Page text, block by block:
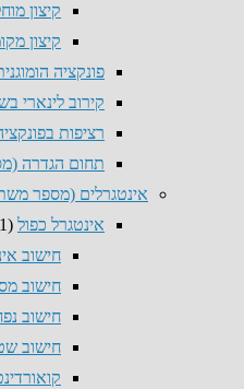
קיצון
קיצון
פונקציה
קירוב לינארי
רציפות
תחום הגדרה
אינטגרלים (מספר
אינטגרל כפול (21)
חישוב
חישוב
חישוב
חישוב